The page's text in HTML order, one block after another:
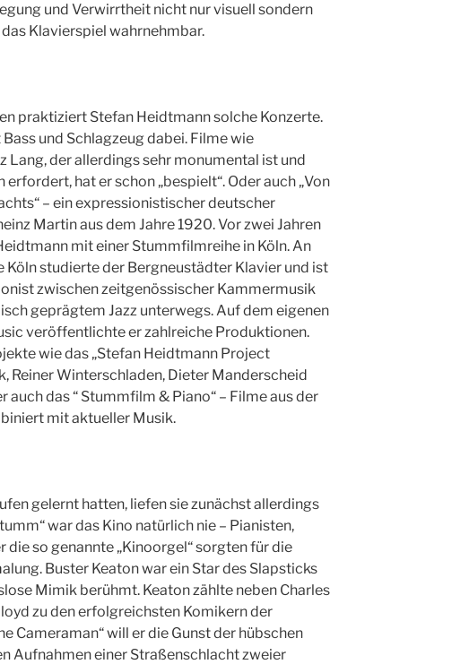
und Verwirrtheit nicht nur visuell sondern
Klavierspiel wahrnehmbar.
praktiziert Stefan Heidtmann solche Konzerte.
und Schlagzeug dabei. Filme wie
Lang, der allerdings sehr monumental ist und
hat er schon „bespielt“. Oder auch „Von
– ein expressionistischer deutscher
Martin aus dem Jahre 1920. Vor zwei Jahren
mit einer Stummfilmreihe in Köln. An
Köln studierte der Bergneustädter Klavier und ist
zwischen zeitgenössischer Kammermusik
geprägtem Jazz unterwegs. Auf dem eigenen
veröffentlichte er zahlreiche Produktionen.
wie das „Stefan Heidtmann Project
Reiner Winterschladen, Dieter Manderscheid
auch das “ Stummfilm & Piano“ – Filme aus der
mit aktueller Musik.
gelernt hatten, liefen sie zunächst allerdings
war das Kino natürlich nie – Pianisten,
die so genannte „Kinoorgel“ sorgten für die
Buster Keaton war ein Star des Slapsticks
Mimik berühmt. Keaton zählte neben Charles
zu den erfolgreichsten Komikern der
Cameraman“ will er die Gunst der hübschen
Aufnahmen einer Straßenschlacht zweier